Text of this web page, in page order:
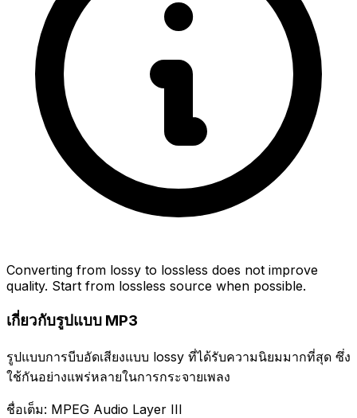
Converting from lossy to lossless does not improve
quality. Start from lossless source when possible.
เกี่ยวกับรูปแบบ MP3
รูปแบบการบีบอัดเสียงแบบ lossy ที่ได้รับความนิยมมากที่สุด ซึ่ง
ใช้กันอย่างแพร่หลายในการกระจายเพลง
ชื่อเต็ม: MPEG Audio Layer III